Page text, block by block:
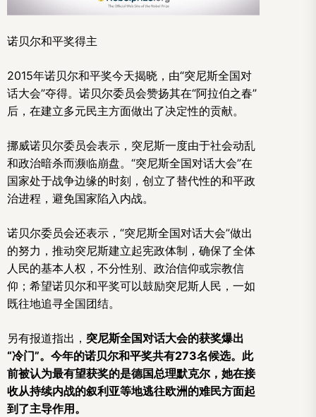
诺贝尔和平奖得主
2015年诺贝尔和平奖今天揭晓，由“突尼斯全国对
话大会”夺得。诺贝尔委员会赞扬其在“阿拉伯之春”
后，在建立多元民主方面做出了决定性的贡献。
挪威诺贝尔委员会表示，突尼斯一度由于社会动乱
和政治暗杀而濒临崩盘。“突尼斯全国对话大会”在
国家处于战争边缘的时刻，创立了替代性的和平政
治进程，避免国家陷入内战。
诺贝尔委员会还表示，“突尼斯全国对话大会”做出
的努力，推动突尼斯建立起宪政体制，确保了全体
人民的基本人权，不分性别、政治信仰或宗教信
仰；希望诺贝尔和平奖可以鼓励突尼斯人民，一如
既往地追寻全国团结。
另有报道指出， 突尼斯全国对话大会的获奖爆出
“冷门”。今年的诺贝尔和平奖共有273名候选。此
前被认为最有望获奖的是德国总理默克尔，她在接
收从持续内战的叙利亚等地逃往欧洲的难民方面起
到了主导作用。